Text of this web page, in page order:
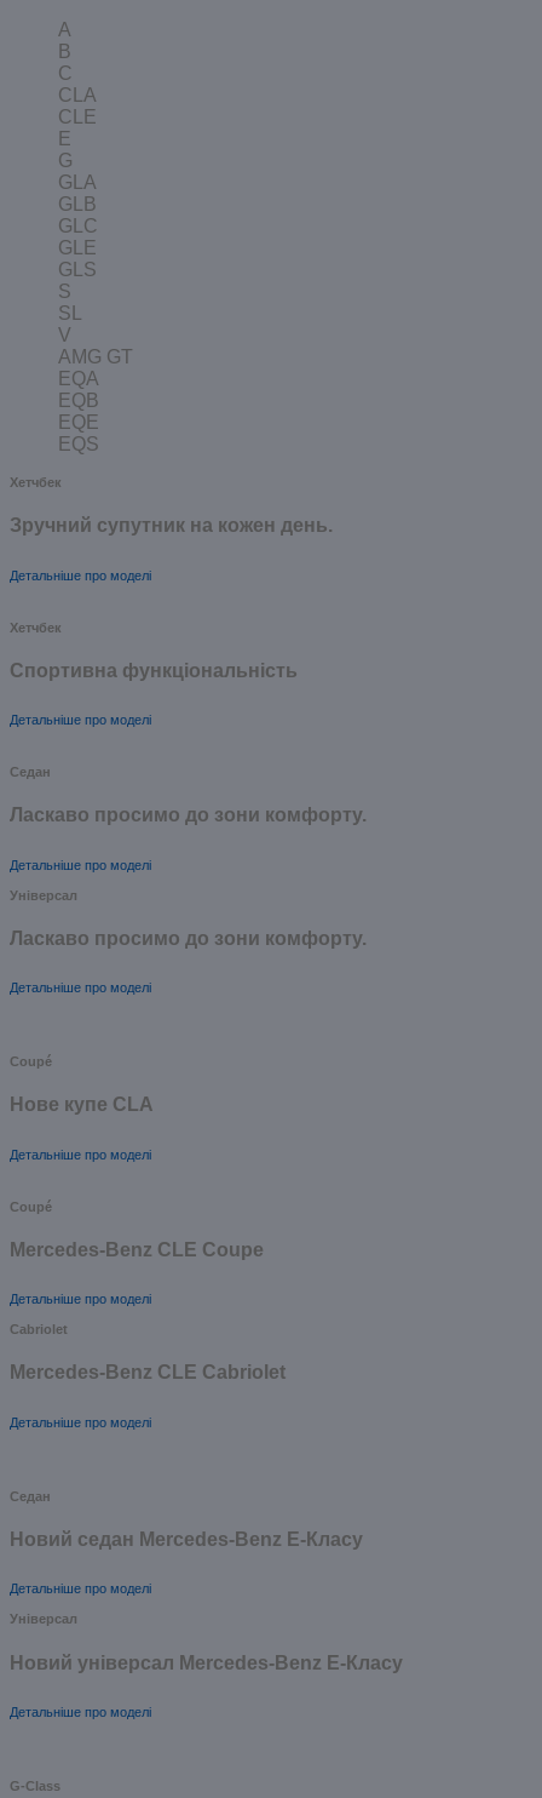
A
B
C
CLA
CLE
E
G
GLA
GLB
GLC
GLE
GLS
S
SL
V
AMG GT
EQA
EQB
EQE
EQS
Хетчбек
Зручний супутник на кожен день.
Детальніше про моделі
Хетчбек
Спортивна функціональність
Детальніше про моделі
Седан
Ласкаво просимо до зони комфорту.
Детальніше про моделі
Універсал
Ласкаво просимо до зони комфорту.
Детальніше про моделі
Coupé
Нове купе CLA
Детальніше про моделі
Coupé
Mercedes-Benz CLE Coupe
Детальніше про моделі
Cabriolet
Mercedes-Benz CLE Cabriolet
Детальніше про моделі
Седан
Новий седан Mercedes-Benz Е-Класу
Детальніше про моделі
Універсал
Новий універсал Mercedes-Benz E-Класу
Детальніше про моделі
G-Class